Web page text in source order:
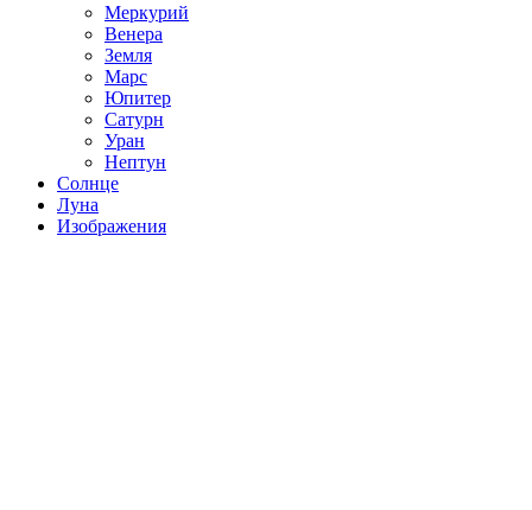
Меркурий
Венера
Земля
Марс
Юпитер
Сатурн
Уран
Нептун
Солнце
Луна
Изображения